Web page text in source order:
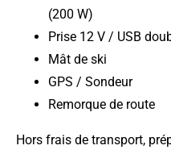
(200 W)
Prise 12 V / USB
Mât de ski
GPS / Sondeur
Remorque de route
Hors frais de transport,